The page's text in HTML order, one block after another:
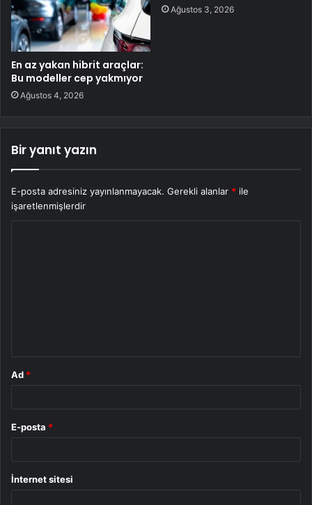
En az yakan hibrit araçlar:
Bu modeller cep yakmıyor
Ağustos 4, 2026
Ağustos 3, 2026
Bir yanıt yazın
E-posta adresiniz yayınlanmayacak. Gerekli alanlar * ile
işaretlenmişlerdir
Ad *
E-posta *
İnternet sitesi